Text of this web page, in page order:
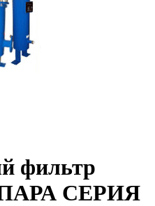
фильтр
ПАРА СЕРИЯ